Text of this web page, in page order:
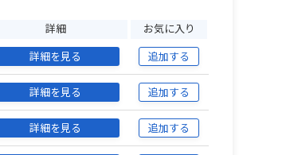
詳細 お気に入り
詳細を見る 追加する
詳細を見る 追加する
詳細を見る 追加する